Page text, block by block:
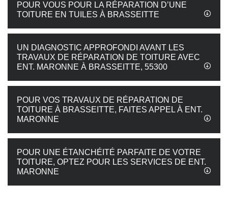
POUR VOUS POUR LA RÉPARATION D’UNE
TOITURE EN TUILES À BRASSEITTE
UN DIAGNOSTIC APPROFONDI AVANT LES
TRAVAUX DE RÉPARATION DE TOITURE AVEC
ENT. MARONNE À BRASSEITTE, 55300
POUR VOS TRAVAUX DE RÉPARATION DE
TOITURE À BRASSEITTE, FAITES APPEL À ENT.
MARONNE
POUR UNE ÉTANCHÉITÉ PARFAITE DE VOTRE
TOITURE, OPTEZ POUR LES SERVICES DE ENT.
MARONNE